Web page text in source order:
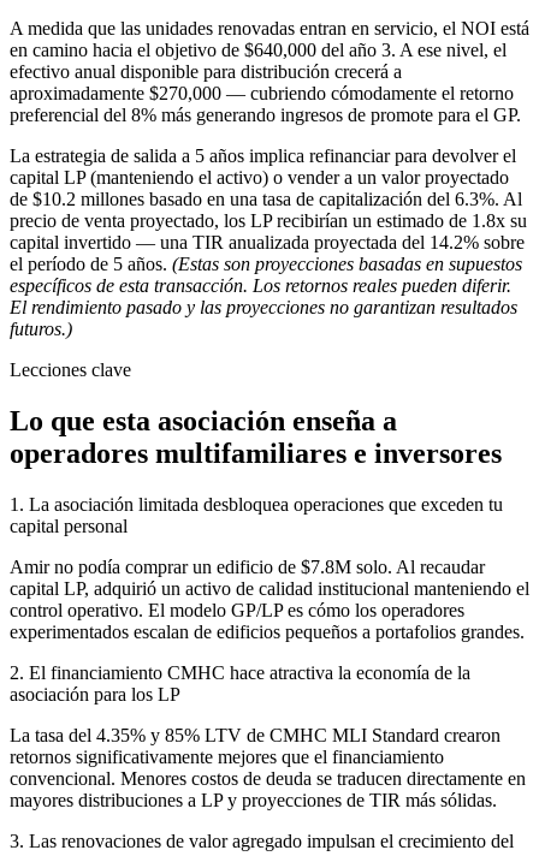
A medida que las unidades renovadas entran en servicio, el NOI está
en camino hacia el objetivo de $640,000 del año 3. A ese nivel, el
efectivo anual disponible para distribución crecerá a
aproximadamente $270,000 — cubriendo cómodamente el retorno
preferencial del 8% más generando ingresos de promote para el GP.
La estrategia de salida a 5 años implica refinanciar para devolver el
capital LP (manteniendo el activo) o vender a un valor proyectado
de $10.2 millones basado en una tasa de capitalización del 6.3%. Al
precio de venta proyectado, los LP recibirían un estimado de 1.8x su
capital invertido — una TIR anualizada proyectada del 14.2% sobre
el período de 5 años. (Estas son proyecciones basadas en supuestos
específicos de esta transacción. Los retornos reales pueden diferir.
El rendimiento pasado y las proyecciones no garantizan resultados
futuros.)
Lecciones clave
Lo que esta asociación enseña a
operadores multifamiliares e inversores
1. La asociación limitada desbloquea operaciones que exceden tu
capital personal
Amir no podía comprar un edificio de $7.8M solo. Al recaudar
capital LP, adquirió un activo de calidad institucional manteniendo el
control operativo. El modelo GP/LP es cómo los operadores
experimentados escalan de edificios pequeños a portafolios grandes.
2. El financiamiento CMHC hace atractiva la economía de la
asociación para los LP
La tasa del 4.35% y 85% LTV de CMHC MLI Standard crearon
retornos significativamente mejores que el financiamiento
convencional. Menores costos de deuda se traducen directamente en
mayores distribuciones a LP y proyecciones de TIR más sólidas.
3. Las renovaciones de valor agregado impulsan el crecimiento del